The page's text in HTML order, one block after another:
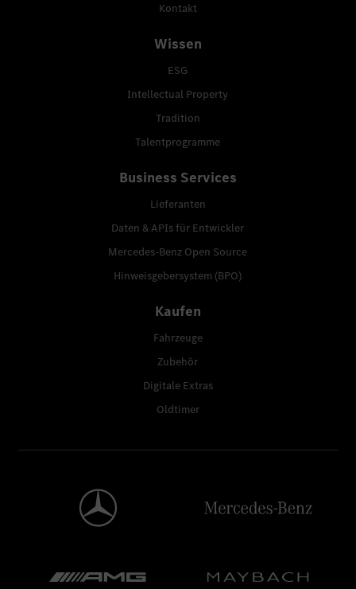
Kontakt
Wissen
ESG
Intellectual Property
Tradition
Talentprogramme
Business Services
Lieferanten
Daten & APIs für Entwickler
Mercedes-Benz Open Source
Hinweisgebersystem (BPO)
Kaufen
Fahrzeuge
Zubehör
Digitale Extras
Oldtimer